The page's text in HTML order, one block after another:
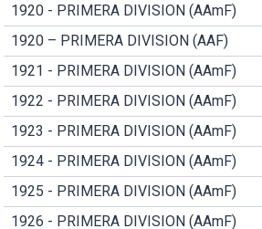
1920 - PRIMERA DIVISION (AAmF)
1920 – PRIMERA DIVISION (AAF)
1921 - PRIMERA DIVISION (AAmF)
1922 - PRIMERA DIVISION (AAmF)
1923 - PRIMERA DIVISION (AAmF)
1924 - PRIMERA DIVISION (AAmF)
1925 - PRIMERA DIVISION (AAmF)
1926 - PRIMERA DIVISION (AAmF)